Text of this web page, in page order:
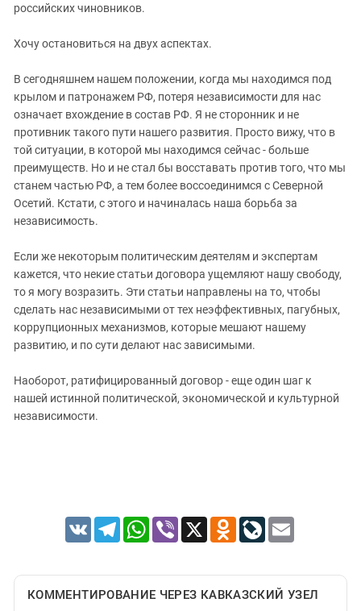
Южная Осетия
российских чиновников.
Хочу остановиться на двух аспектах.
В сегодняшнем нашем положении, когда мы находимся под
крылом и патронажем РФ, потеря независимости для нас
означает вхождение в состав РФ. Я не сторонник и не
противник такого пути нашего развития. Просто вижу, что в
той ситуации, в которой мы находимся сейчас - больше
преимуществ. Но и не стал бы восставать против того, что мы
станем частью РФ, а тем более воссоединимся с Северной
Осетий. Кстати, с этого и начиналась наша борьба за
независимость.
Если же некоторым политическим деятелям и экспертам
кажется, что некие статьи договора ущемляют нашу свободу,
то я могу возразить. Эти статьи направлены на то, чтобы
сделать нас независимыми от тех неэффективных, пагубных,
коррупционных механизмов, которые мешают нашему
развитию, и по сути делают нас зависимыми.
Наоборот, ратифицированный договор - еще один шаг к
нашей истинной политической, экономической и культурной
независимости.
VK TelegramWhatsApp
Viber X Odnoklassniki
LiveJournal
Email
КОММЕНТИРОВАНИЕ ЧЕРЕЗ КАВКАЗСКИЙ УЗЕЛ